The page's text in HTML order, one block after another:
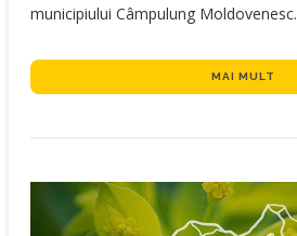
municipiului Câmpulung Moldovenesc.
MAI MULT